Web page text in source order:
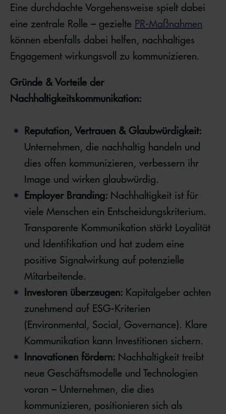
Eine durchdachte Vorgehensweise spielt dabei
eine zentrale Rolle – gezielte PR-Maßnahmen
können ebenfalls dabei helfen, nachhaltiges
Engagement wirkungsvoll zu kommunizieren.
Gründe & Vorteile der
Nachhaltigkeitskommunikation:
Reputation, Vertrauen & Glaubwürdigkeit:
Unternehmen, die nachhaltig handeln und
dies offen kommunizieren, verbessern ihr
Image und wirken glaubwürdig.
Employer Branding: Nachhaltigkeit ist für
viele Menschen ein Entscheidungskriterium.
Transparente Kommunikation stärkt Loyalität
und Identifikation und hat zudem eine
positive Signalwirkung auf potenzielle
Mitarbeitende.
Investoren überzeugen: Kapitalgeber achten
zunehmend auf ESG-Kriterien
(Environmental, Social, Governance). Klare
Kommunikation kann Investitionen sichern.
Innovationen fördern: Nachhaltigkeit treibt
neue Geschäftsmodelle und Technologien
voran – Unternehmen, die dies
kommunizieren, positionieren sich als